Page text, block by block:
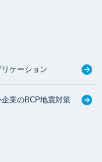
リケーション
企業のBCP地震対策